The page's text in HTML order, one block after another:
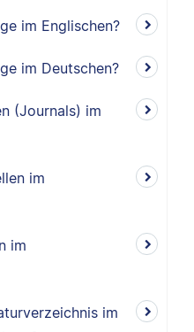
im Englischen?
im Deutschen?
(Journals) im
im
im
im